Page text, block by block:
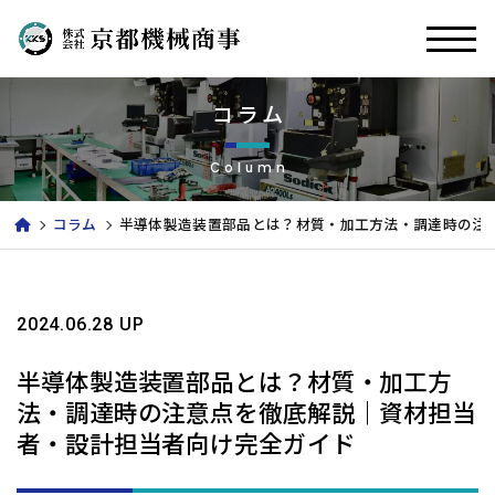
コラム
Column
コラム 半導体製造装置部品とは？材質・加工方法・調達時の
2024.06.28 UP
半導体製造装置部品とは？材質・加工方
法・調達時の注意点を徹底解説｜資材担当
者・設計担当者向け完全ガイド